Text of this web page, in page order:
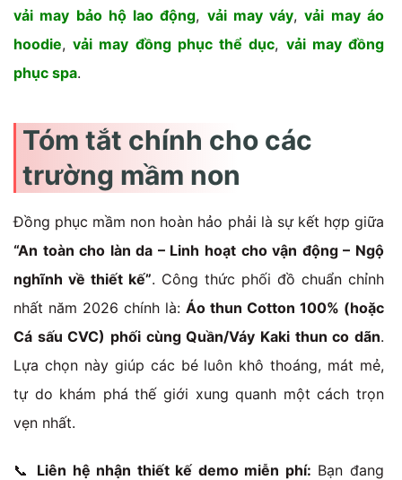
vải may bảo hộ lao động, vải may váy,vải may áo
hoodie,vải may đồng phục thể dục, vải may đồng
phục spa.
Tóm tắt chính cho các
trường mầm non
Đồng phục mầm non hoàn hảo phải là sự kết hợp giữa
“An toàn cho làn da – Linh hoạt cho vận động – Ngộ
nghĩnh về thiết kế”. Công thức phối đồ chuẩn chỉnh
nhất năm 2026 chính là: Áo thun Cotton 100% (hoặc
Cá sấu CVC) phối cùng Quần/Váy Kaki thun co dãn.
Lựa chọn này giúp các bé luôn khô thoáng, mát mẻ,
tự do khám phá thế giới xung quanh một cách trọn
vẹn nhất.
📞 Liên hệ nhận thiết kế demo miễn phí: Bạn đang